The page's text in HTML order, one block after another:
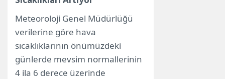
Meteoroloji Genel Müdürlüğü
verilerine göre hava
sıcaklıklarının önümüzdeki
günlerde mevsim normallerinin
4 ila 6 derece üzerinde